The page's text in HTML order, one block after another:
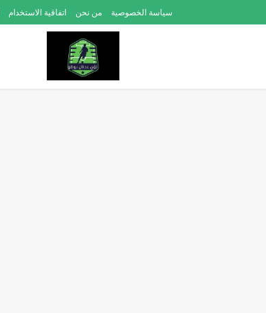
سياسة الخصوصية من نحن اتفاقية الاستخدام